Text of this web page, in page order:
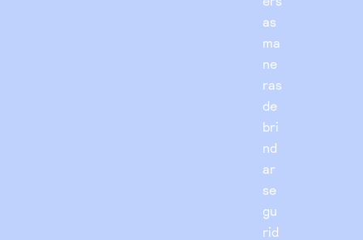
as
ma
ne
ras
de
bri
nd
ar
se
gu
rid